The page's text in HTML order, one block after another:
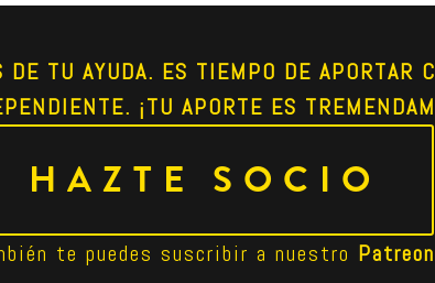
DE TU AYUDA. ES TIEMPO DE APORTAR
¡TU APORTE ES
HAZTE SOCIO
te puedes suscribir a nuestro Patreon